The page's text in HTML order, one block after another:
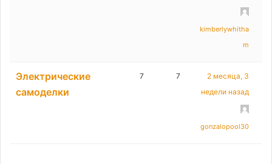
kimberlywhitha
m
Электрические
самоделки
7 7
2 месяца, 3
недели назад
gonzalopool30